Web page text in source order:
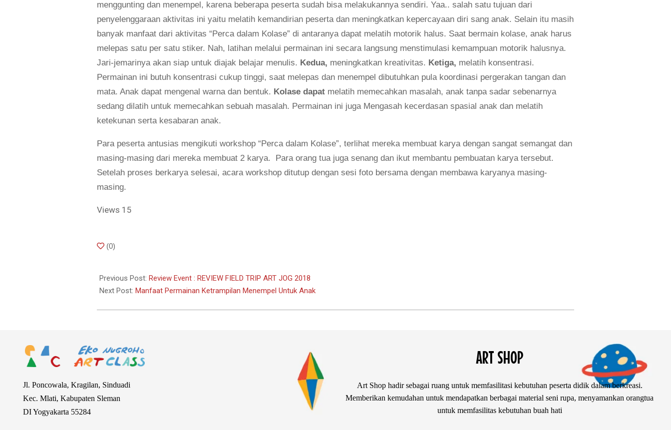
menggunting dan menempel, karena beberapa peserta sudah bisa melakukannya sendiri. Yaa.. salah satu tujuan dari
penyelenggaraan aktivitas ini yaitu melatih kemandirian peserta dan meningkatkan kepercayaan diri sang anak. Selain itu masih
banyak manfaat dari aktivitas “Perca dalam Kolase” di antaranya dapat melatih motorik halus. Saat bermain kolase, anak harus
melepas satu per satu stiker. Nah, latihan melalui permainan ini secara langsung menstimulasi kemampuan motorik halusnya.
Jari-jemarinya akan siap untuk diajak belajar menulis. Kedua, meningkatkan kreativitas. Ketiga, melatih konsentrasi.
Permainan ini butuh konsentrasi cukup tinggi, saat melepas dan menempel dibutuhkan pula koordinasi pergerakan tangan dan
mata. Anak dapat mengenal warna dan bentuk. Kolase dapat melatih memecahkan masalah, anak tanpa sadar sebenarnya
sedang dilatih untuk memecahkan sebuah masalah. Permainan ini juga Mengasah kecerdasan spasial anak dan melatih
ketekunan serta kesabaran anak.
Para peserta antusias mengikuti workshop “Perca dalam Kolase”, terlihat mereka membuat karya dengan sangat semangat dan
masing-masing dari mereka membuat 2 karya. Para orang tua juga senang dan ikut membantu pembuatan karya tersebut.
Setelah proses berkarya selesai, acara workshop ditutup dengan sesi foto bersama dengan membawa karyanya masing-
masing.
Views 15
2018-
(0)
Previous Post: Review Event : REVIEW FIELD TRIP ART JOG 2018
Next Post: Manfaat Permainan Ketrampilan Menempel Untuk Anak
Jl. Poncowala, Kragilan, Sinduadi
Kec. Mlati, Kabupaten Sleman
DI Yogyakarta 55284
ART SHOP
Art Shop hadir sebagai ruang untuk memfasilitasi kebutuhan peserta didik dalam berkreasi.
Memberikan kemudahan untuk mendapatkan berbagai material seni rupa, menyamankan orangtua
untuk memfasilitas kebutuhan buah hati